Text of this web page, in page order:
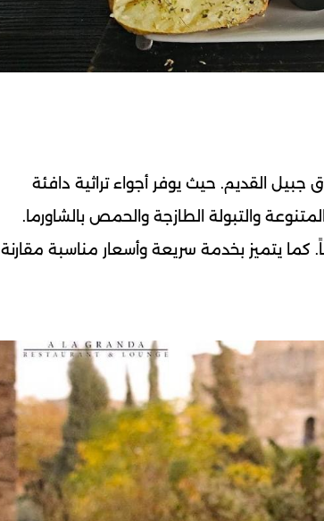
القديم. حيث يوفر أجواء تراثية دافئة
والتبولة الطازجة والحمص بالشاورما.
كما يتميز بخدمة سريعة وأسعار مناسبة مقارنة